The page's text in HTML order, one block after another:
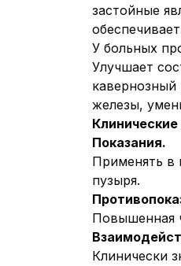
застойные
У больных
Улучшает
железы,
Показания.
Применять в
пузыря.
Повышенная
Клинически